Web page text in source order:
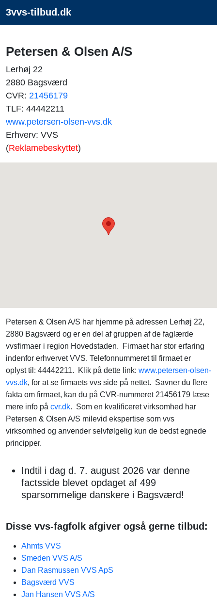
3vvs-tilbud.dk
Petersen & Olsen A/S
Lerhøj 22
2880 Bagsværd
CVR: 21456179
TLF: 44442211
www.petersen-olsen-vvs.dk
Erhverv: VVS
(Reklamebeskyttet)
Petersen & Olsen A/S har hjemme på adressen Lerhøj 22,
2880 Bagsværd og er en del af gruppen af de faglærde
vvsfirmaer i region Hovedstaden. Firmaet har stor erfaring
indenfor erhvervet VVS. Telefonnummeret til firmaet er
oplyst til: 44442211. Klik på dette link: www.petersen-olsen-
vvs.dk, for at se firmaets vvs side på nettet. Savner du flere
fakta om firmaet, kan du på CVR-nummeret 21456179 læse
mere info på cvr.dk. Som en kvalificeret virksomhed har
Petersen & Olsen A/S milevid ekspertise som vvs
virksomhed og anvender selvfølgelig kun de bedst egnede
principper.
Indtil i dag d. 7. august 2026 var denne
factsside blevet opdaget af 499
sparsommelige danskere i Bagsværd!
Disse vvs-fagfolk afgiver også gerne tilbud:
Ahmts VVS
Smeden VVS A/S
Dan Rasmussen VVS ApS
Bagsværd VVS
Jan Hansen VVS A/S